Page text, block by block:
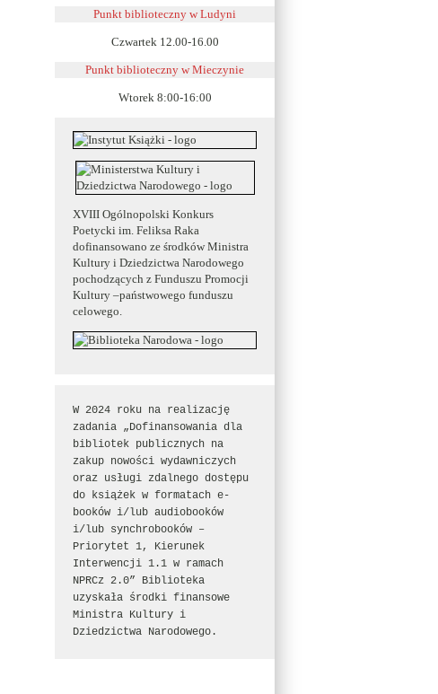
Punkt biblioteczny w Ludyni
Czwartek 12.00-16.00
Punkt biblioteczny w Mieczynie
Wtorek 8:00-16:00
XVIII Ogólnopolski Konkurs
Poetycki im. Feliksa Raka
dofinansowano ze środków Ministra
Kultury i Dziedzictwa Narodowego
pochodzących z Funduszu Promocji
Kultury –państwowego funduszu
celowego.
W 2024 roku na realizację
zadania „Dofinansowania dla
bibliotek publicznych na
zakup nowości wydawniczych
oraz usługi zdalnego dostępu
do książek w formatach e-
booków i/lub audiobooków
i/lub synchrobooków –
Priorytet 1, Kierunek
Interwencji 1.1 w ramach
NPRCz 2.0” Biblioteka
uzyskała środki finansowe
Ministra Kultury i
Dziedzictwa Narodowego.